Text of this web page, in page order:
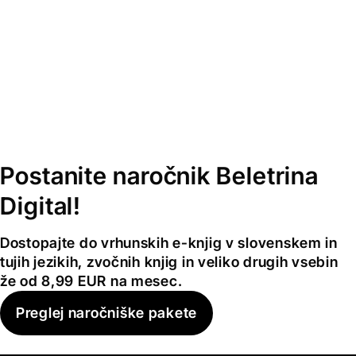
Postanite naročnik Beletrina
Digital!
Dostopajte do vrhunskih e-knjig v slovenskem in
tujih jezikih, zvočnih knjig in veliko drugih vsebin
že od 8,99 EUR na mesec.
Preglej naročniške pakete